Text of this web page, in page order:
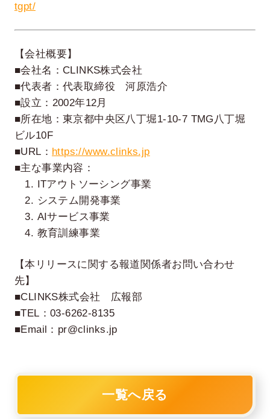
tgpt/
【会社概要】
■会社名：CLINKS株式会社
■代表者：代表取締役 河原浩介
■設立：2002年12月
■所在地：東京都中央区八丁堀1-10-7 TMG八丁堀
ビル10F
■URL： https://www.clinks.jp
■主な事業内容：
1. ITアウトソーシング事業
2. システム開発事業
3. AIサービス事業
4. 教育訓練事業
【本リリースに関する報道関係者お問い合わせ
先】
■CLINKS株式会社 広報部
■TEL：03-6262-8135
■Email：pr@clinks.jp
一覧へ戻る